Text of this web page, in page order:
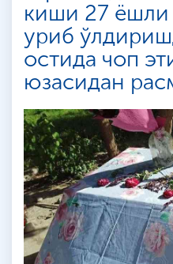
киши 27
уриб
остида чоп
юзасидан